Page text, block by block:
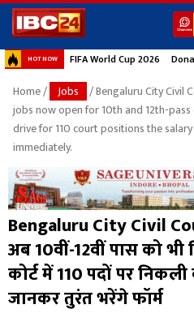
HOT NOW FIFA World Cup 2026
Home/ Jobs
/ Bengaluru City Civil
jobs now open for 10th and 12th-
drive for 110 court positions the
immediately.
Bengaluru City Civil
अब 10वीं-12वीं पास को भी
कोर्ट में 110 पदों पर
जानकर तुरंत भरेंगे फॉर्म